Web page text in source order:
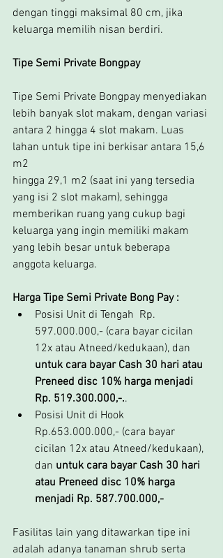
dengan tinggi maksimal 80 cm, jika
keluarga memilih nisan berdiri.
Tipe Semi Private Bongpay
Tipe Semi Private Bongpay menyediakan
lebih banyak slot makam, dengan variasi
antara 2 hingga 4 slot makam. Luas
lahan untuk tipe ini berkisar antara 15,6
m2
hingga 29,1 m2 (saat ini yang tersedia
yang isi 2 slot makam), sehingga
memberikan ruang yang cukup bagi
keluarga yang ingin memiliki makam
yang lebih besar untuk beberapa
anggota keluarga.
Harga Tipe Semi Private Bong Pay :
Posisi Unit di Tengah  Rp.
597.000.000,- (cara bayar cicilan
12x atau Atneed/kedukaan), dan
untuk cara bayar Cash 30 hari atau
Preneed disc 10% harga menjadi
Rp. 519.300.000,-..
Posisi Unit di Hook
Rp.653.000.000,- (cara bayar
cicilan 12x atau Atneed/kedukaan),
dan untuk cara bayar Cash 30 hari
atau Preneed disc 10% harga
menjadi Rp. 587.700.000,-
Fasilitas lain yang ditawarkan tipe ini
adalah adanya tanaman shrub serta